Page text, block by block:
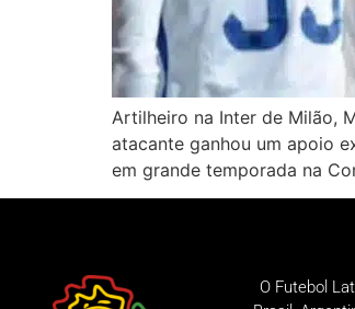
Artilheiro na Inter de Milão,
atacante ganhou um apoio
em grande temporada na
O Futebol